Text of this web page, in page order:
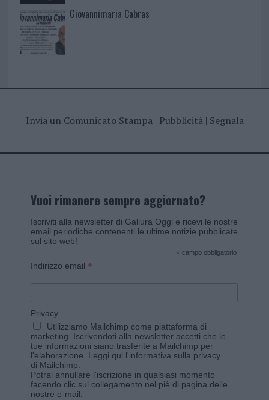
Giovannimaria Cabras
Invia un Comunicato Stampa| Pubblicità| Segnala
Vuoi rimanere sempre aggiornato?
Iscriviti alla newsletter di Gallura Oggi e ricevi le nostre
email periodiche contenenti le ultime notizie pubblicate
sul sito web!
* campo obbligatorio
Indirizzo email *
Privacy
Utilizziamo Mailchimp come piattaforma di
marketing. Iscrivendoti alla newsletter accetti che le
tue informazioni siano trasferite a Mailchimp per
l'elaborazione. Leggi qui l'informativa sulla privacy
di Mailchimp.
Potrai annullare l'iscrizione in qualsiasi momento
facendo clic sul collegamento nel piè di pagina delle
nostre e-mail.